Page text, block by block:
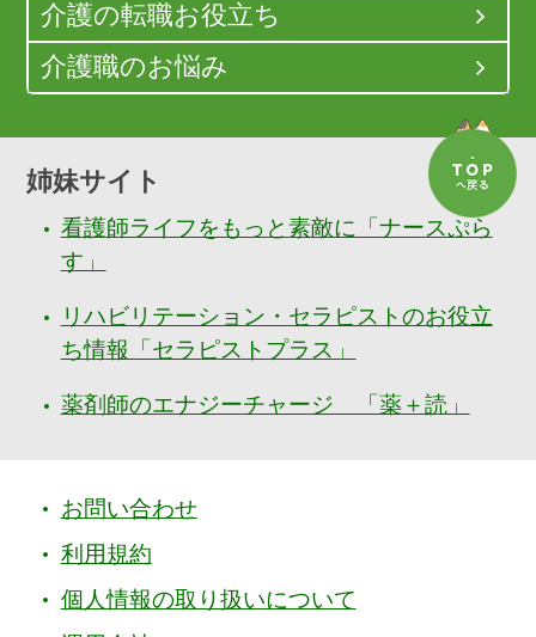
介護の転職お役立ち
介護職のお悩み
姉妹サイト
看護師ライフをもっと素敵に「ナースぷら
す」
リハビリテーション・セラピストのお役立
ち情報「セラピストプラス」
薬剤師のエナジーチャージ 「薬＋読」
お問い合わせ
利用規約
個人情報の取り扱いについて